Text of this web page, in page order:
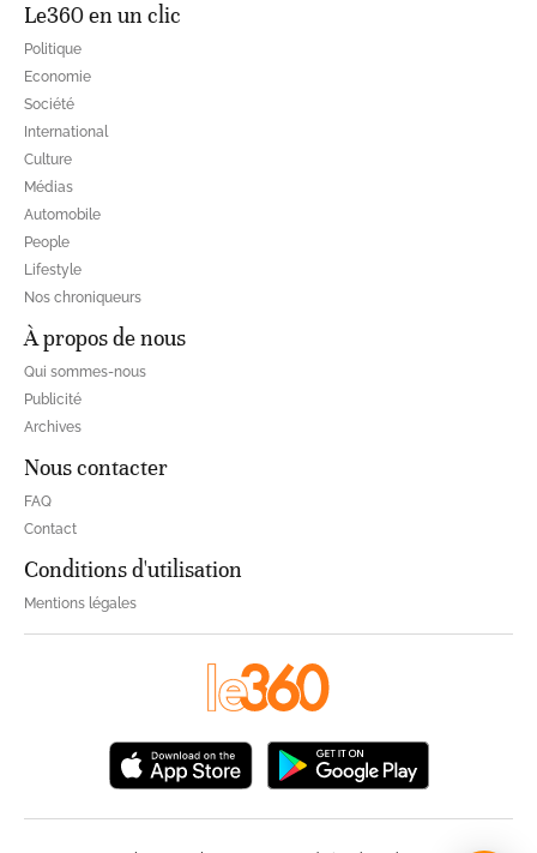
Le360 en un clic
Politique
Economie
Société
International
Culture
Médias
Automobile
People
Lifestyle
Nos chroniqueurs
À propos de nous
Qui sommes-nous
Publicité
Archives
Nous contacter
FAQ
Contact
Conditions d'utilisation
Mentions légales